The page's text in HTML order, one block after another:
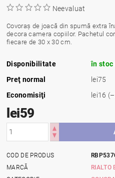
Neevaluat
Covoraș de joacă din spumă extra
decora camera copiilor. Pachetul
fiecare de 30 x 30 cm.
Disponibilitate în stoc
Preţ normal
lei75
Economisiţi
lei16
lei59
COD DE PRODUS
MARCĂ
RIALTO